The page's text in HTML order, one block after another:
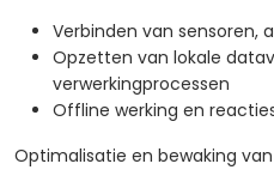
Verbinden van sensoren,
Opzetten van lokale
verwerkingprocessen
Offline werking en
Optimalisatie en bewaking